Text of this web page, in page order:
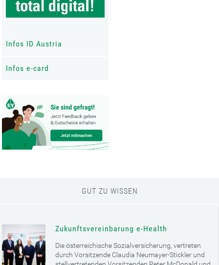
Infos ID Austria
Infos e-card
GUT ZU WISSEN
Zukunftsvereinbarung e-Health
Die österreichische Sozialversicherung, vertreten
durch Vorsitzende Claudia Neumayer-Stickler und